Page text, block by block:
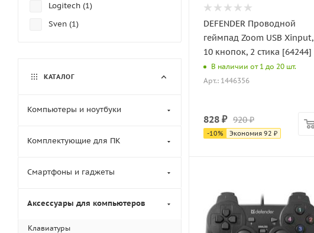
DEFENDER Проводной
геймпад Zoom USB Xinput,
10 кнопок, 2 стика [64244]
В наличии от 1 до 20 шт.
Арт.: 1446356
828 ₽ 920₽
-10% Экономия 92 ₽
Logitech (1)
Sven (1)
КАТАЛОГ
Компьютеры и ноутбуки
Комплектующие для ПК
Смартфоны и гаджеты
Аксессуары для компьютеров
Клавиатуры